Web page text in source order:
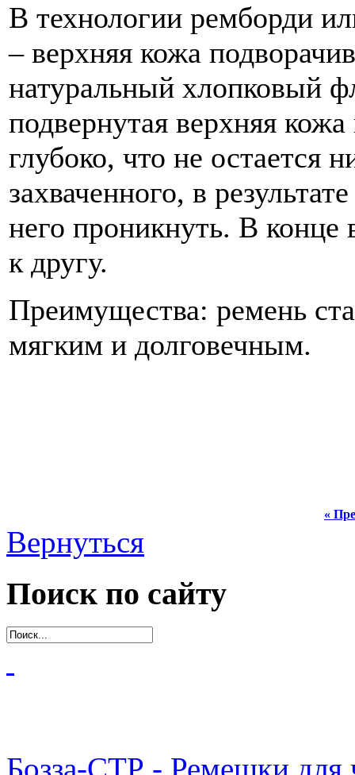
В технологии ремборди
– верхняя кожа
натуральный хлопковый
подвернутая верхняя
глубоко, что не остается
захваченного, в
него проникнуть. В конце
к другу.
Преимущества: ремень
мягким и долговечным.
«
Вернуться
Поиск по сайту